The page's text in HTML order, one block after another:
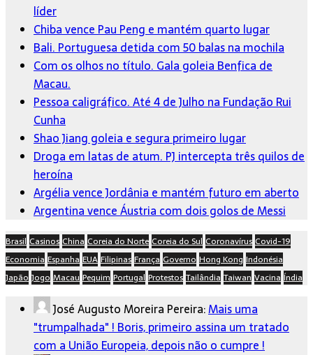
líder
Chiba vence Pau Peng e mantém quarto lugar
Bali. Portuguesa detida com 50 balas na mochila
Com os olhos no título. Gala goleia Benfica de
Macau.
Pessoa caligráfico. Até 4 de Julho na Fundação Rui
Cunha
Shao Jiang goleia e segura primeiro lugar
Droga em latas de atum. PJ intercepta três quilos de
heroína
Argélia vence Jordânia e mantém futuro em aberto
Argentina vence Áustria com dois golos de Messi
Brasil Casinos China Coreia do Norte Coreia do Sul Coronavírus Covid-19
Economia Espanha EUA Filipinas França Governo Hong Kong Indonésia
Japão Jogo Macau Pequim Portugal Protestos Tailândia Taiwan Vacina Índia
José Augusto Moreira Pereira:Mais uma
"trumpalhada" ! Boris, primeiro assina um tratado
com a União Europeia, depois não o cumpre !